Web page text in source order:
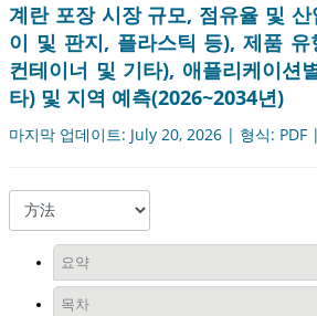
계란 포장 시장 규모, 점유율 및
이 및 판지, 플라스틱 등), 제품 유
컨테이너 및 기타), 애플리케이션
타) 및 지역 예측(2026~2034년)
마지막 업데이트: July 20, 2026 | 형식: PDF
요약
목차